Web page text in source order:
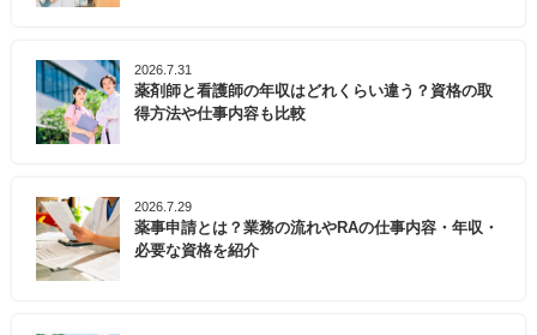
2026.7.31
薬剤師と看護師の年収はどれくらい違う？資格の取
得方法や仕事内容も比較
2026.7.29
薬事申請とは？業務の流れやRAの仕事内容・年収・
必要な資格を紹介